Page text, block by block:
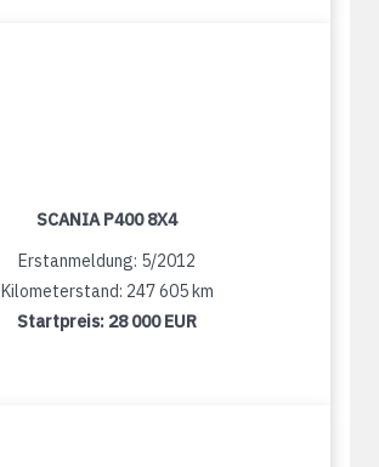
SCANIA P400 8X4
Erstanmeldung: 5/2012
Kilometerstand: 247 605 km
Startpreis: 28 000 EUR